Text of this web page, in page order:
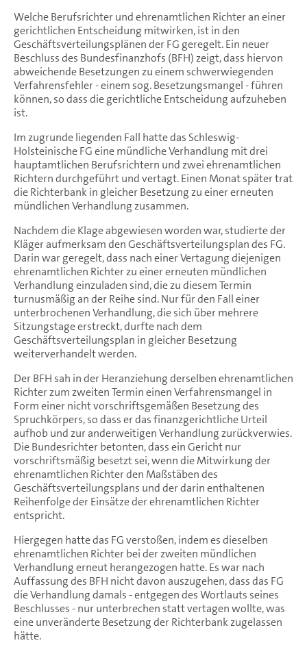
Welche Berufsrichter und ehrenamtlichen Richter an einer
gerichtlichen Entscheidung mitwirken, ist in den
Geschäftsverteilungsplänen der FG geregelt. Ein neuer
Beschluss des Bundesfinanzhofs (BFH) zeigt, dass hiervon
abweichende Besetzungen zu einem schwerwiegenden
Verfahrensfehler - einem sog. Besetzungsmangel - führen
können, so dass die gerichtliche Entscheidung aufzuheben
ist.
Im zugrunde liegenden Fall hatte das Schleswig-
Holsteinische FG eine mündliche Verhandlung mit drei
hauptamtlichen Berufsrichtern und zwei ehrenamtlichen
Richtern durchgeführt und vertagt. Einen Monat später trat
die Richterbank in gleicher Besetzung zu einer erneuten
mündlichen Verhandlung zusammen.
Nachdem die Klage abgewiesen worden war, studierte der
Kläger aufmerksam den Geschäftsverteilungsplan des FG.
Darin war geregelt, dass nach einer Vertagung diejenigen
ehrenamtlichen Richter zu einer erneuten mündlichen
Verhandlung einzuladen sind, die zu diesem Termin
turnusmäßig an der Reihe sind. Nur für den Fall einer
unterbrochenen Verhandlung, die sich über mehrere
Sitzungstage erstreckt, durfte nach dem
Geschäftsverteilungsplan in gleicher Besetzung
weiterverhandelt werden.
Der BFH sah in der Heranziehung derselben ehrenamtlichen
Richter zum zweiten Termin einen Verfahrensmangel in
Form einer nicht vorschriftsgemäßen Besetzung des
Spruchkörpers, so dass er das finanzgerichtliche Urteil
aufhob und zur anderweitigen Verhandlung zurückverwies.
Die Bundesrichter betonten, dass ein Gericht nur
vorschriftsmäßig besetzt sei, wenn die Mitwirkung der
ehrenamtlichen Richter den Maßstäben des
Geschäftsverteilungsplans und der darin enthaltenen
Reihenfolge der Einsätze der ehrenamtlichen Richter
entspricht.
Hiergegen hatte das FG verstoßen, indem es dieselben
ehrenamtlichen Richter bei der zweiten mündlichen
Verhandlung erneut herangezogen hatte. Es war nach
Auffassung des BFH nicht davon auszugehen, dass das FG
die Verhandlung damals - entgegen des Wortlauts seines
Beschlusses - nur unterbrechen statt vertagen wollte, was
eine unveränderte Besetzung der Richterbank zugelassen
hätte.